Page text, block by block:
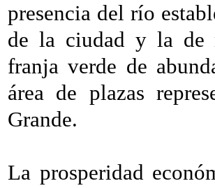
presencia del río
de la ciudad y la de
franja verde de
área de plazas
Grande.
La prosperidad